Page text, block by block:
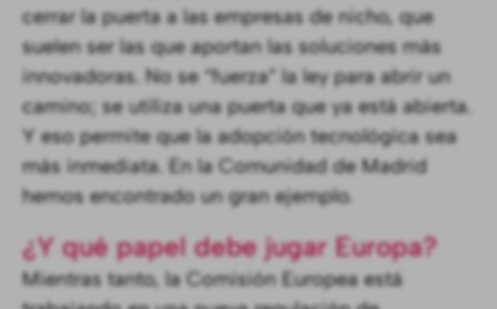
cerrar la puerta a las empresas de nicho, que
suelen ser las que aportan las soluciones más
innovadoras. No se “fuerza” la ley para abrir un
camino; se utiliza una puerta que ya está abierta.
Y eso permite que la adopción tecnológica sea
más inmediata. En la Comunidad de Madrid
hemos encontrado un gran ejemplo.
¿Y qué papel debe jugar Europa?
Mientras tanto, la Comisión Europea está